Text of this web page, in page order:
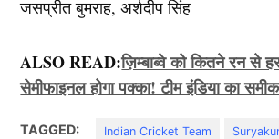
जसप्रीत बुमराह, अर्शदीप सिंह
ALSO READ:ज़िम्बाब्वे को कितने रन से
सेमीफाइनल होगा पक्का! टीम इंडिया का
TAGGED: Indian Cricket Team